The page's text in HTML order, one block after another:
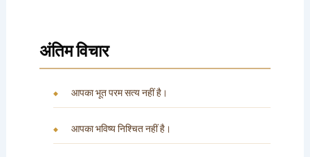
अंतिम विचार
आपका भूत परम सत्य नहीं है।
आपका भविष्य निश्चित नहीं है।